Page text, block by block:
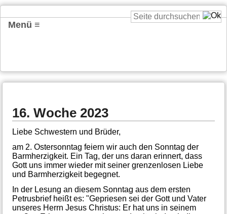
Menü ≡
16. Woche 2023
Liebe Schwestern und Brüder,
am 2. Ostersonntag feiern wir auch den Sonntag der
Barmherzigkeit. Ein Tag, der uns daran erinnert, dass
Gott uns immer wieder mit seiner grenzenlosen Liebe
und Barmherzigkeit begegnet.
In der Lesung an diesem Sonntag aus dem ersten
Petrusbrief heißt es: "Gepriesen sei der Gott und Vater
unseres Herrn Jesus Christus: Er hat uns in seinem